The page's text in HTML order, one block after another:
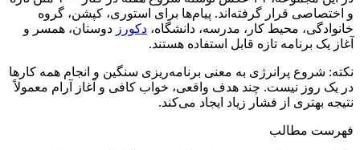
و اختصاصی قرار گرفته‌اند. پیام‌ها برای استوری، کپشن، گروه
خانوادگی، محیط کار، مدرسه، دانشگاه، دکورز دوستان، همسر و
آغاز یک برنامه تازه قابل استفاده هستند.
نکته: شروع پرانرژی به معنی برنامه‌ریزی سنگین و انجام همه کارها
در یک روز نیست. چند هدف واقعی، خواب کافی و آغاز آرام معمولاً
نتیجه بهتری از فشار زیاد ایجاد می‌کند.
فهرست مطالب